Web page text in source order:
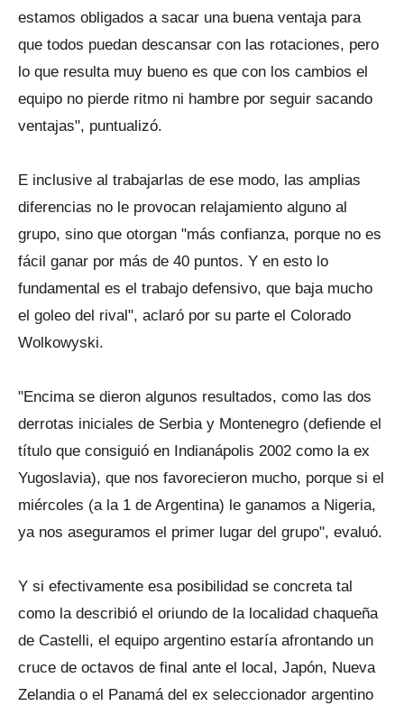
estamos obligados a sacar una buena ventaja para
que todos puedan descansar con las rotaciones, pero
lo que resulta muy bueno es que con los cambios el
equipo no pierde ritmo ni hambre por seguir sacando
ventajas", puntualizó.
E inclusive al trabajarlas de ese modo, las amplias
diferencias no le provocan relajamiento alguno al
grupo, sino que otorgan "más confianza, porque no es
fácil ganar por más de 40 puntos. Y en esto lo
fundamental es el trabajo defensivo, que baja mucho
el goleo del rival", aclaró por su parte el Colorado
Wolkowyski.
"Encima se dieron algunos resultados, como las dos
derrotas iniciales de Serbia y Montenegro (defiende el
título que consiguió en Indianápolis 2002 como la ex
Yugoslavia), que nos favorecieron mucho, porque si el
miércoles (a la 1 de Argentina) le ganamos a Nigeria,
ya nos aseguramos el primer lugar del grupo", evaluó.
Y si efectivamente esa posibilidad se concreta tal
como la describió el oriundo de la localidad chaqueña
de Castelli, el equipo argentino estaría afrontando un
cruce de octavos de final ante el local, Japón, Nueva
Zelandia o el Panamá del ex seleccionador argentino